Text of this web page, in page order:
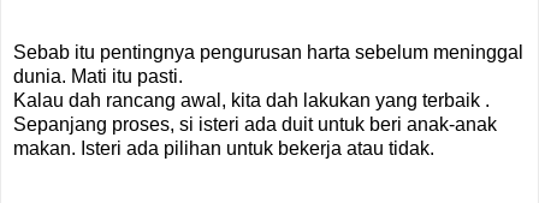
Sebab itu pentingnya pengurusan harta sebelum meninggal
dunia. Mati itu pasti.
Kalau dah rancang awal, kita dah lakukan yang terbaik .
Sepanjang proses, si isteri ada duit untuk beri anak-anak
makan. Isteri ada pilihan untuk bekerja atau tidak.